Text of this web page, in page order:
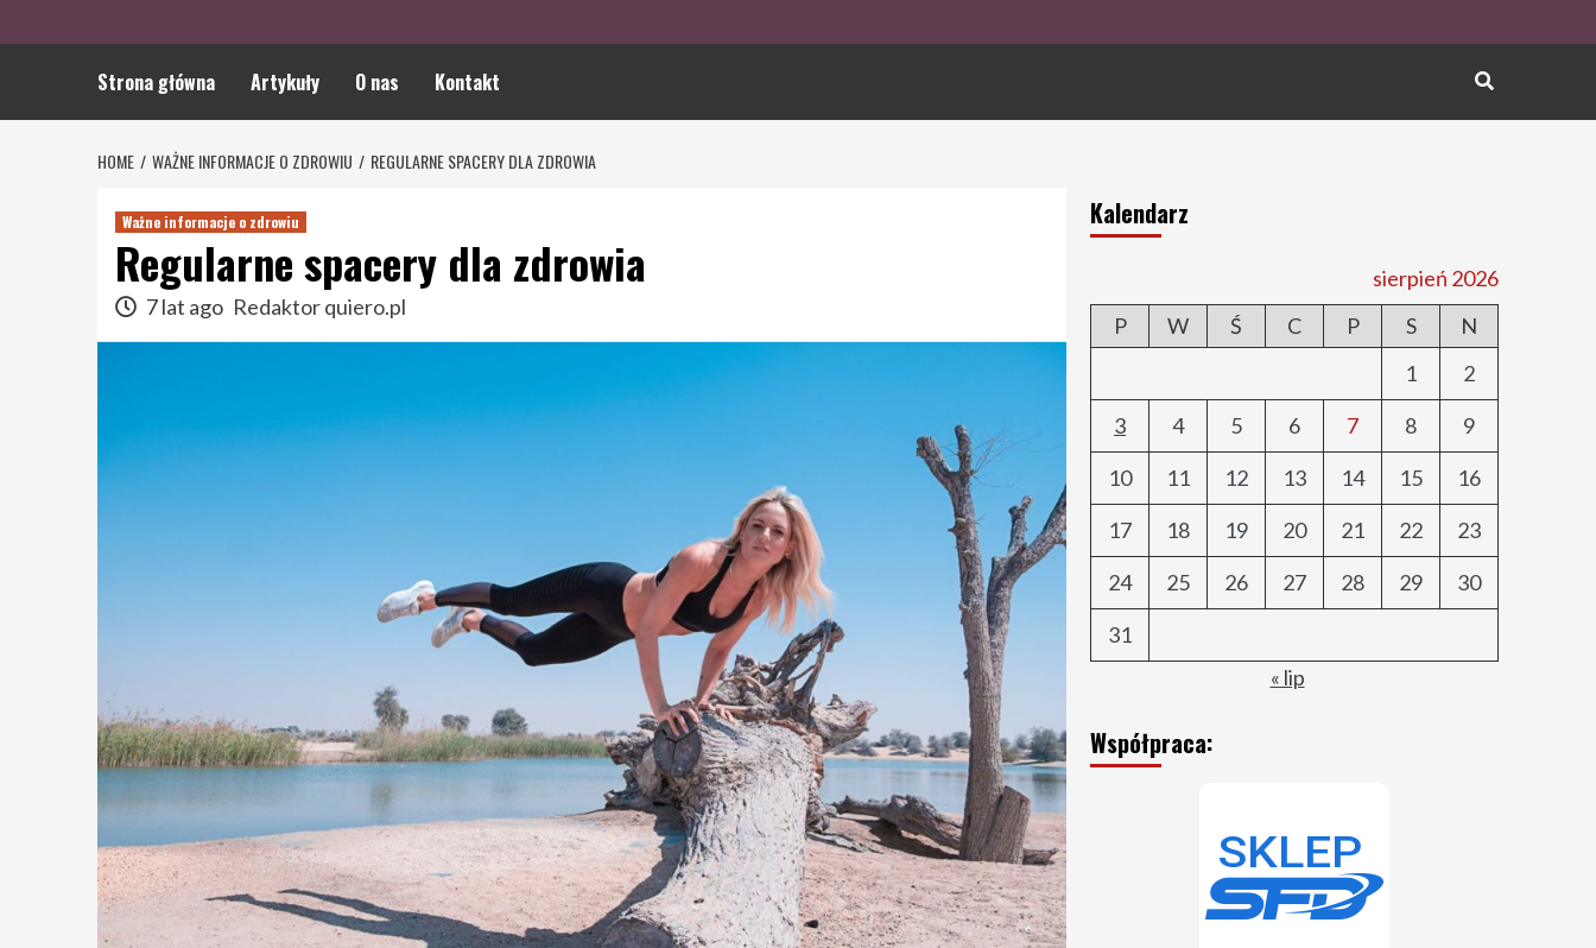
Strona główna Artykuły O nas Kontakt
HOME WAŻNE INFORMACJE O ZDROWIU REGULARNE SPACERY DLA ZDROWIA
Ważne informacje o zdrowiu
Regularne spacery dla zdrowia
7 lat ago Redaktor quiero.pl
Kalendarz
sierpień 2026
P
W Ś C P S
N
1
2
3
4 5 6 7 8
9
10
11 12 13 14 15
16
17
18 19 20 21 22
23
24
25 26 27 28 29
30
31
« lip
Współpraca: